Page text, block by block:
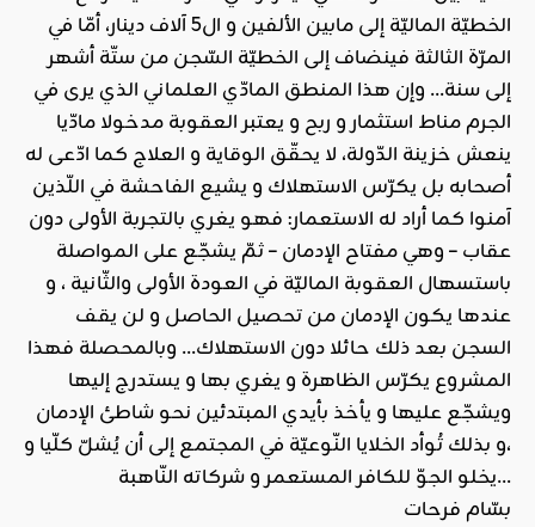
الخطيّة الماليّة إلى مابين الألفين و ال5 آلاف دينار، أمّا في
المرّة الثالثة فينضاف إلى الخطيّة السّجن من ستّة أشهر
إلى سنة… وإن هذا المنطق المادّي العلماني الذي يرى في
الجرم مناط استثمار و ربح و يعتبر العقوبة مدخولا مادّيا
ينعش خزينة الدّولة، لا يحقّق الوقاية و العلاج كما ادّعى له
أصحابه بل يكرّس الاستهلاك و يشيع الفاحشة في اللّذين
آمنوا كما أراد له الاستعمار: فهو يغري بالتجربة الأولى دون
عقاب – وهي مفتاح الإدمان – ثمّ يشجّع على المواصلة
باستسهال العقوبة الماليّة في العودة الأولى والثّانية ، و
عندها يكون الإدمان من تحصيل الحاصل و لن يقف
السجن بعد ذلك حائلا دون الاستهلاك… وبالمحصلة فهذا
المشروع يكرّس الظاهرة و يغري بها و يستدرج إليها
ويشجّع عليها و يأخذ بأيدي المبتدئين نحو شاطئ الإدمان
،و بذلك تُوأد الخلايا النّوعيّة في المجتمع إلى أن يُشلّ كلّيا و
يخلو الجوّ للكافر المستعمر و شركاته النّاهبة…
بسّام فرحات